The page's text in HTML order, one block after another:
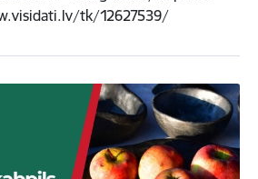
tk/12627539/